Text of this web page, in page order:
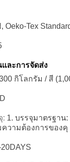
Oeko-Tex
และการจัดส่ง
กิโลกรัม / สี
: 1. บรรจุมาตรฐาน
วามต้องการของคุ